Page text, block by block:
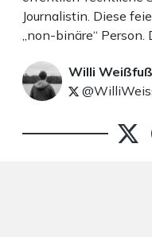
Journalistin. Diese
„non-binäre“ Person.
Willi Weißfuß